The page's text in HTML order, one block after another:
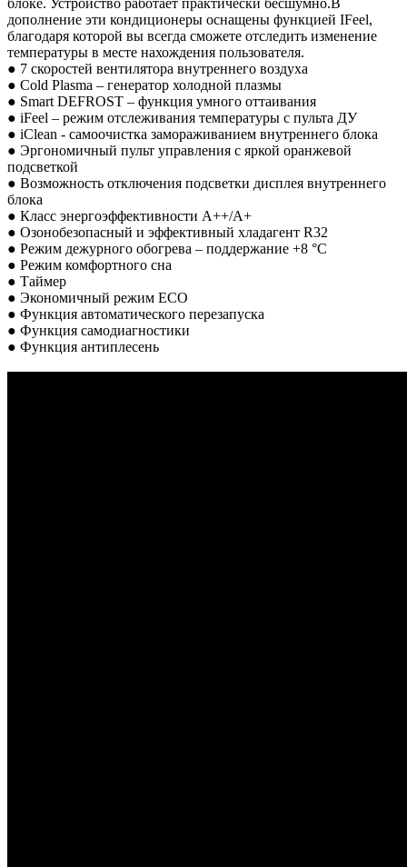
дополнение эти кондиционеры оснащены функцией IFeel,
благодаря которой вы всегда сможете отследить изменение
температуры в месте нахождения пользователя.
● 7 скоростей вентилятора внутреннего воздуха
● Cold Plasma – генератор холодной плазмы
● Smart DEFROST – функция умного оттаивания
● iFeel – режим отслеживания температуры с пульта ДУ
● iClean - cамоочистка замораживанием внутреннего блока
● Эргономичный пульт управления с яркой оранжевой
подсветкой
● Возможность отключения подсветки дисплея внутреннего
блока
● Класс энергоэффективности A++/A+
● Озонобезопасный и эффективный хладагент R32
● Режим дежурного обогрева – поддержание +8 °C
● Режим комфортного сна
● Таймер
● Экономичный режим ECO
● Функция автоматического перезапуска
● Функция самодиагностики
● Функция антиплесень